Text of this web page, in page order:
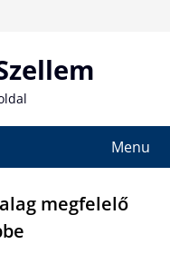
Menu
megfelelő